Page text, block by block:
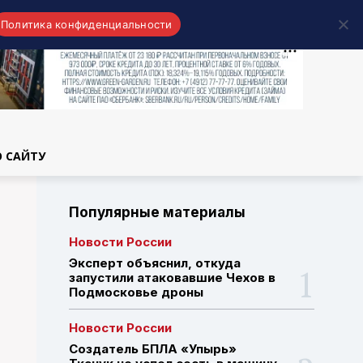
САЙТУ
Популярные материалы
Новости России
Эксперт объяснил, откуда
запустили атаковавшие Чехов в
Подмосковье дроны
Новости России
Создатель БПЛА «Упырь»
Политика конфиденциальности